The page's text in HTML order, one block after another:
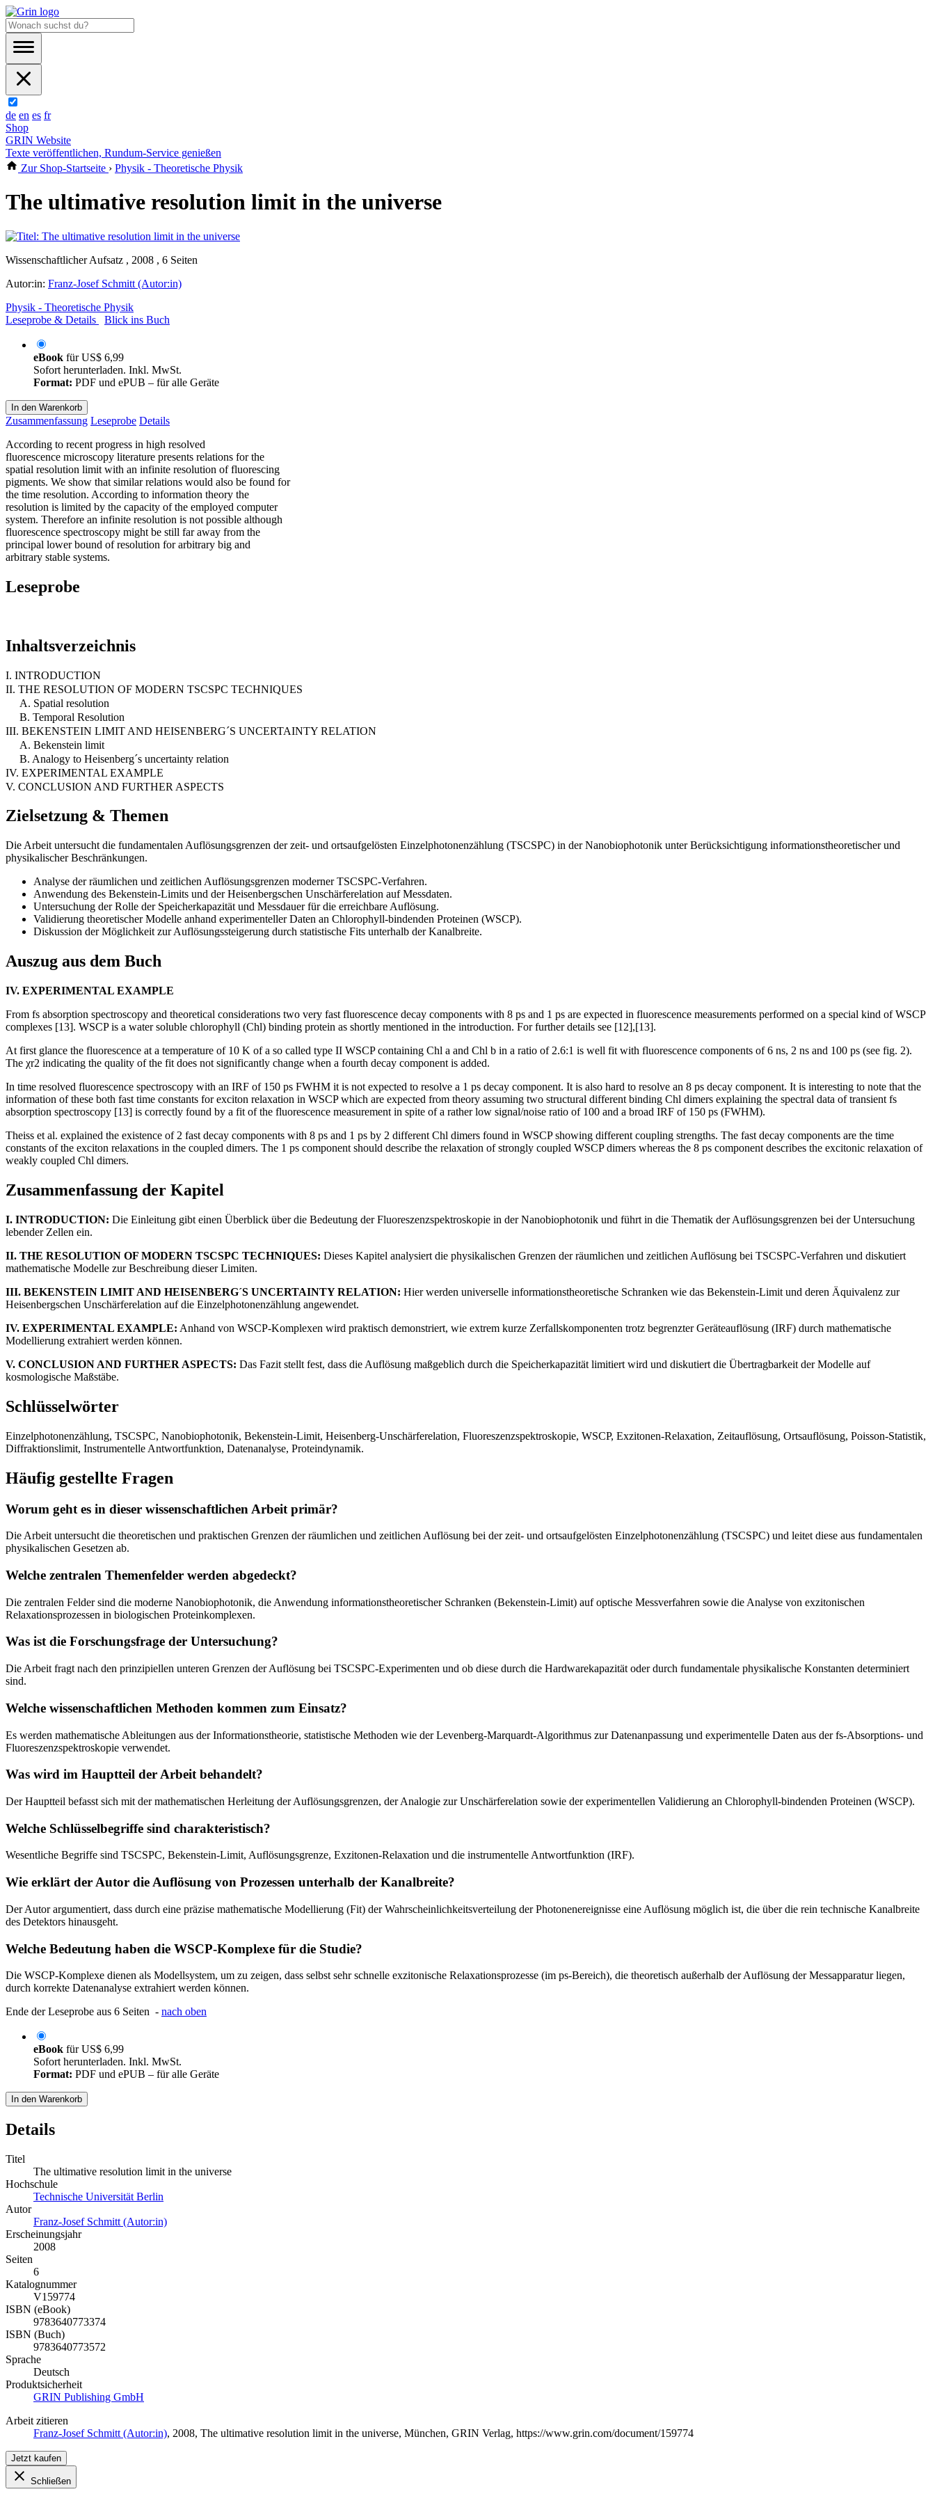
de en es fr
Shop
GRIN Website
Texte veröffentlichen, Rundum-Service genießen
Zur Shop-Startseite › Physik - Theoretische Physik
The ultimative resolution limit in the universe
Wissenschaftlicher Aufsatz , 2008 , 6 Seiten
Autor:in: Franz-Josef Schmitt (Autor:in)
Physik - Theoretische Physik
Leseprobe & Details
Blick ins Buch
eBook fürUS$ 6,99
Sofort herunterladen. Inkl. MwSt.
Format: PDF und ePUB – für alle Geräte
In den Warenkorb
Zusammenfassung Leseprobe Details
According to recent progress in high resolved
fluorescence microscopy literature presents relations for the
spatial resolution limit with an infinite resolution of fluorescing
pigments. We show that similar relations would also be found for
the time resolution. According to information theory the
resolution is limited by the capacity of the employed computer
system. Therefore an infinite resolution is not possible although
fluorescence spectroscopy might be still far away from the
principal lower bound of resolution for arbitrary big and
arbitrary stable systems.
Leseprobe
Inhaltsverzeichnis
I. INTRODUCTION
II. THE RESOLUTION OF MODERN TSCSPC TECHNIQUES
A. Spatial resolution
B. Temporal Resolution
III. BEKENSTEIN LIMIT AND HEISENBERG´S UNCERTAINTY RELATION
A. Bekenstein limit
B. Analogy to Heisenberg´s uncertainty relation
IV. EXPERIMENTAL EXAMPLE
V. CONCLUSION AND FURTHER ASPECTS
Zielsetzung & Themen
Die Arbeit untersucht die fundamentalen Auflösungsgrenzen der zeit- und ortsaufgelösten Einzelphotonenzählung (TSCSPC) in der Nanobiophotonik unter Berücksichtigung informationstheoretischer und
physikalischer Beschränkungen.
Analyse der räumlichen und zeitlichen Auflösungsgrenzen moderner TSCSPC-Verfahren.
Anwendung des Bekenstein-Limits und der Heisenbergschen Unschärferelation auf Messdaten.
Untersuchung der Rolle der Speicherkapazität und Messdauer für die erreichbare Auflösung.
Validierung theoretischer Modelle anhand experimenteller Daten an Chlorophyll-bindenden Proteinen (WSCP).
Diskussion der Möglichkeit zur Auflösungssteigerung durch statistische Fits unterhalb der Kanalbreite.
Auszug aus dem Buch
IV. EXPERIMENTAL EXAMPLE
From fs absorption spectroscopy and theoretical considerations two very fast fluorescence decay components with 8 ps and 1 ps are expected in fluorescence measurements performed on a special kind of WSCP
complexes [13]. WSCP is a water soluble chlorophyll (Chl) binding protein as shortly mentioned in the introduction. For further details see [12],[13].
At first glance the fluorescence at a temperature of 10 K of a so called type II WSCP containing Chl a and Chl b in a ratio of 2.6:1 is well fit with fluorescence components of 6 ns, 2 ns and 100 ps (see fig. 2).
The χr2 indicating the quality of the fit does not significantly change when a fourth decay component is added.
In time resolved fluorescence spectroscopy with an IRF of 150 ps FWHM it is not expected to resolve a 1 ps decay component. It is also hard to resolve an 8 ps decay component. It is interesting to note that the
information of these both fast time constants for exciton relaxation in WSCP which are expected from theory assuming two structural different binding Chl dimers explaining the spectral data of transient fs
absorption spectroscopy [13] is correctly found by a fit of the fluorescence measurement in spite of a rather low signal/noise ratio of 100 and a broad IRF of 150 ps (FWHM).
Theiss et al. explained the existence of 2 fast decay components with 8 ps and 1 ps by 2 different Chl dimers found in WSCP showing different coupling strengths. The fast decay components are the time
constants of the exciton relaxations in the coupled dimers. The 1 ps component should describe the relaxation of strongly coupled WSCP dimers whereas the 8 ps component describes the excitonic relaxation of
weakly coupled Chl dimers.
Zusammenfassung der Kapitel
I. INTRODUCTION: Die Einleitung gibt einen Überblick über die Bedeutung der Fluoreszenzspektroskopie in der Nanobiophotonik und führt in die Thematik der Auflösungsgrenzen bei der Untersuchung
lebender Zellen ein.
II. THE RESOLUTION OF MODERN TSCSPC TECHNIQUES: Dieses Kapitel analysiert die physikalischen Grenzen der räumlichen und zeitlichen Auflösung bei TSCSPC-Verfahren und diskutiert
mathematische Modelle zur Beschreibung dieser Limiten.
III. BEKENSTEIN LIMIT AND HEISENBERG´S UNCERTAINTY RELATION: Hier werden universelle informationstheoretische Schranken wie das Bekenstein-Limit und deren Äquivalenz zur
Heisenbergschen Unschärferelation auf die Einzelphotonenzählung angewendet.
IV. EXPERIMENTAL EXAMPLE: Anhand von WSCP-Komplexen wird praktisch demonstriert, wie extrem kurze Zerfallskomponenten trotz begrenzter Geräteauflösung (IRF) durch mathematische
Modellierung extrahiert werden können.
V. CONCLUSION AND FURTHER ASPECTS: Das Fazit stellt fest, dass die Auflösung maßgeblich durch die Speicherkapazität limitiert wird und diskutiert die Übertragbarkeit der Modelle auf
kosmologische Maßstäbe.
Schlüsselwörter
Einzelphotonenzählung, TSCSPC, Nanobiophotonik, Bekenstein-Limit, Heisenberg-Unschärferelation, Fluoreszenzspektroskopie, WSCP, Exzitonen-Relaxation, Zeitauflösung, Ortsauflösung, Poisson-Statistik,
Diffraktionslimit, Instrumentelle Antwortfunktion, Datenanalyse, Proteindynamik.
Häufig gestellte Fragen
Worum geht es in dieser wissenschaftlichen Arbeit primär?
Die Arbeit untersucht die theoretischen und praktischen Grenzen der räumlichen und zeitlichen Auflösung bei der zeit- und ortsaufgelösten Einzelphotonenzählung (TSCSPC) und leitet diese aus fundamentalen
physikalischen Gesetzen ab.
Welche zentralen Themenfelder werden abgedeckt?
Die zentralen Felder sind die moderne Nanobiophotonik, die Anwendung informationstheoretischer Schranken (Bekenstein-Limit) auf optische Messverfahren sowie die Analyse von exzitonischen
Relaxationsprozessen in biologischen Proteinkomplexen.
Was ist die Forschungsfrage der Untersuchung?
Die Arbeit fragt nach den prinzipiellen unteren Grenzen der Auflösung bei TSCSPC-Experimenten und ob diese durch die Hardwarekapazität oder durch fundamentale physikalische Konstanten determiniert
sind.
Welche wissenschaftlichen Methoden kommen zum Einsatz?
Es werden mathematische Ableitungen aus der Informationstheorie, statistische Methoden wie der Levenberg-Marquardt-Algorithmus zur Datenanpassung und experimentelle Daten aus der fs-Absorptions- und
Fluoreszenzspektroskopie verwendet.
Was wird im Hauptteil der Arbeit behandelt?
Der Hauptteil befasst sich mit der mathematischen Herleitung der Auflösungsgrenzen, der Analogie zur Unschärferelation sowie der experimentellen Validierung an Chlorophyll-bindenden Proteinen (WSCP).
Welche Schlüsselbegriffe sind charakteristisch?
Wesentliche Begriffe sind TSCSPC, Bekenstein-Limit, Auflösungsgrenze, Exzitonen-Relaxation und die instrumentelle Antwortfunktion (IRF).
Wie erklärt der Autor die Auflösung von Prozessen unterhalb der Kanalbreite?
Der Autor argumentiert, dass durch eine präzise mathematische Modellierung (Fit) der Wahrscheinlichkeitsverteilung der Photonenereignisse eine Auflösung möglich ist, die über die rein technische Kanalbreite
des Detektors hinausgeht.
Welche Bedeutung haben die WSCP-Komplexe für die Studie?
Die WSCP-Komplexe dienen als Modellsystem, um zu zeigen, dass selbst sehr schnelle exzitonische Relaxationsprozesse (im ps-Bereich), die theoretisch außerhalb der Auflösung der Messapparatur liegen,
durch korrekte Datenanalyse extrahiert werden können.
Ende der Leseprobe aus 6 Seiten - nach oben
eBook fürUS$ 6,99
Sofort herunterladen. Inkl. MwSt.
Format: PDF und ePUB – für alle Geräte
In den Warenkorb
Details
Titel
The ultimative resolution limit in the universe
Hochschule
Technische Universität Berlin
Autor
Franz-Josef Schmitt (Autor:in)
Erscheinungsjahr
2008
Seiten
6
Katalognummer
V159774
ISBN (eBook)
9783640773374
ISBN (Buch)
9783640773572
Sprache
Deutsch
Produktsicherheit
GRIN Publishing GmbH
Arbeit zitieren
Franz-Josef Schmitt (Autor:in), 2008, The ultimative resolution limit in the universe, München, GRIN Verlag, https://www.grin.com/document/159774
Jetzt kaufen
Schließen